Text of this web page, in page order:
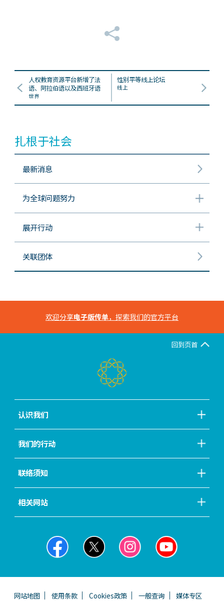
人权教育资源平台新增了法
语、阿拉伯语以及西班牙语
世界
性别平等线上论坛
线上
扎根于社会
最新消息
为全球问题努力
展开行动
关联团体
欢迎分享电子版传单，探索我们的官方平台
回到页首
认识我们
我们的行动
联络须知
相关网站
网站地图 使用条款 Cookies政策 一般查询 媒体专区